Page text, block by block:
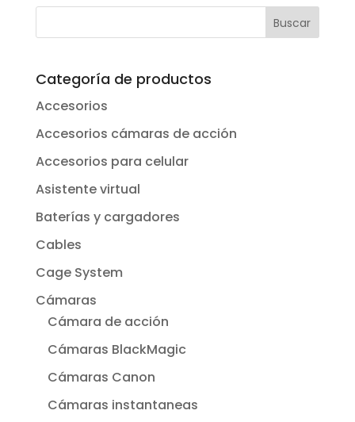
Categoría de productos
Accesorios
Accesorios cámaras de acción
Accesorios para celular
Asistente virtual
Baterías y cargadores
Cables
Cage System
Cámaras
Cámara de acción
Cámaras BlackMagic
Cámaras Canon
Cámaras instantaneas